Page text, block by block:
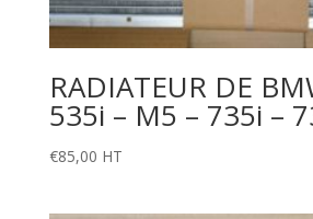
RADIATEUR DE
535i – M5 – 735i –
€85,00 HT